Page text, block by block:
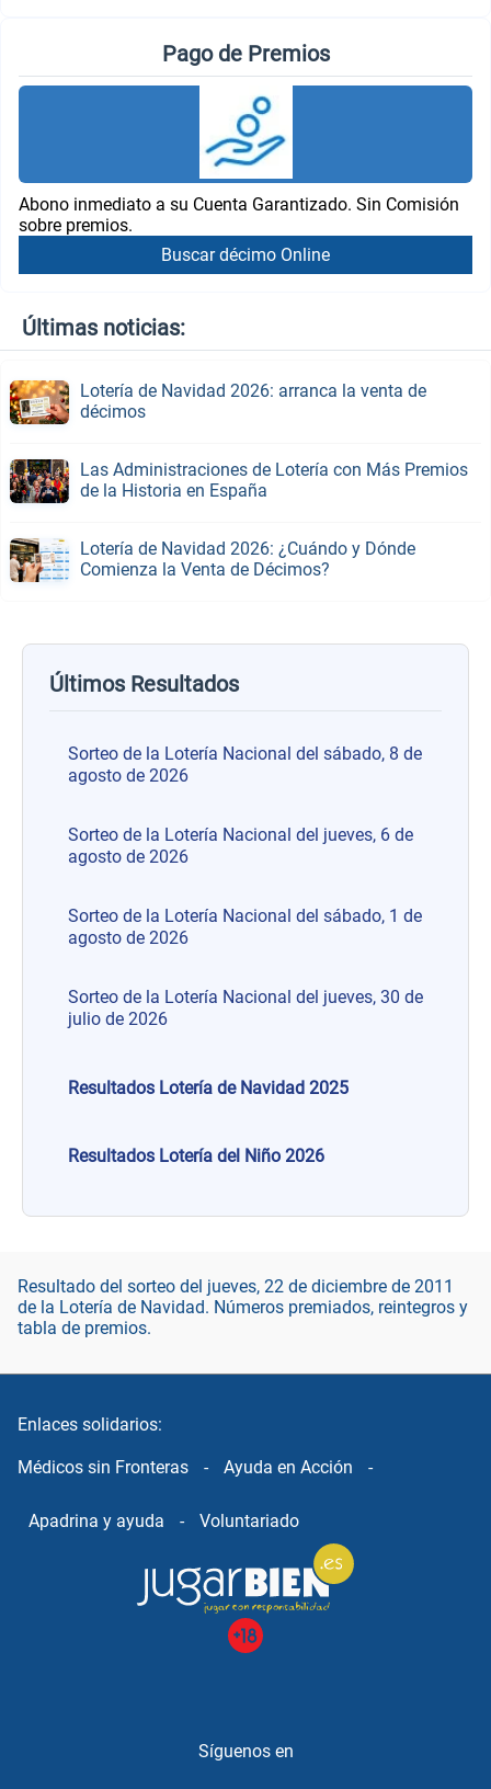
Resultado del sorteo del jueves, 22 de diciembre de 2011
de la Lotería de Navidad. Números premiados, reintegros y
tabla de premios.
Pago de Premios
Abono inmediato a su Cuenta Garantizado. Sin Comisión
sobre premios.
Buscar décimo Online
Últimas noticias:
Lotería de Navidad 2026: arranca la venta de
décimos
Las Administraciones de Lotería con Más Premios
de la Historia en España
Lotería de Navidad 2026: ¿Cuándo y Dónde
Comienza la Venta de Décimos?
Últimos Resultados
Sorteo de la Lotería Nacional del sábado, 8 de
agosto de 2026
Sorteo de la Lotería Nacional del jueves, 6 de
agosto de 2026
Sorteo de la Lotería Nacional del sábado, 1 de
agosto de 2026
Sorteo de la Lotería Nacional del jueves, 30 de
julio de 2026
Resultados Lotería de Navidad 2025
Resultados Lotería del Niño 2026
Enlaces solidarios:
Médicos sin Fronteras - Ayuda en Acción -
Apadrina y ayuda - Voluntariado